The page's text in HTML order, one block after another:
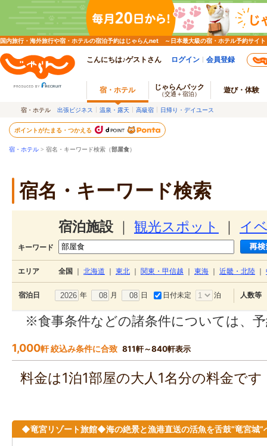
国内旅行・海外旅行や宿・ホテルの宿泊予約はじゃらんnet ～日本最大級の宿・ホテル予約サイト
こんにちは♪ゲストさん ログイン 会員登録
宿・ホテル じゃらんパック
（交通＋宿泊） 遊び・体験
宿・ホテル 出張ビジネス 温泉・露天 高級宿 日帰り・デイユース
ポイントがたまる・つかえる
宿・ホテル > 宿名・キーワード検索（部屋食）
宿名・キーワード検索
宿泊施設 観光スポット イ
キーワード
エリア 全国 北海道 東北 関東・甲信越 東海 近畿・北陸
宿泊日 年 月 日 日付未定 泊 人数等
※食事条件などの諸条件については、
1,000軒 絞込み条件に合致 811軒～840軒表示
料金は1泊1部屋の大人1名分の料金で
◆竜宮リゾート旅館◆海の絶景と漁港直送の活魚を舌鼓”竜宮城”